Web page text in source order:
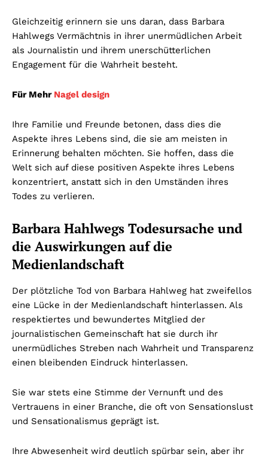
Gleichzeitig erinnern sie uns daran, dass Barbara
Hahlwegs Vermächtnis in ihrer unermüdlichen Arbeit
als Journalistin und ihrem unerschütterlichen
Engagement für die Wahrheit besteht.
Für Mehr Nagel design
Ihre Familie und Freunde betonen, dass dies die
Aspekte ihres Lebens sind, die sie am meisten in
Erinnerung behalten möchten. Sie hoffen, dass die
Welt sich auf diese positiven Aspekte ihres Lebens
konzentriert, anstatt sich in den Umständen ihres
Todes zu verlieren.
Barbara Hahlwegs Todesursache und
die Auswirkungen auf die
Medienlandschaft
Der plötzliche Tod von Barbara Hahlweg hat zweifellos
eine Lücke in der Medienlandschaft hinterlassen. Als
respektiertes und bewundertes Mitglied der
journalistischen Gemeinschaft hat sie durch ihr
unermüdliches Streben nach Wahrheit und Transparenz
einen bleibenden Eindruck hinterlassen.
Sie war stets eine Stimme der Vernunft und des
Vertrauens in einer Branche, die oft von Sensationslust
und Sensationalismus geprägt ist.
Ihre Abwesenheit wird deutlich spürbar sein, aber ihr